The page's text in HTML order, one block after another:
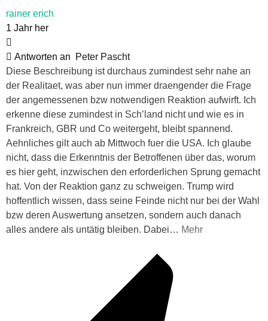
rainer erich
1 Jahr her
Antworten an
Peter Pascht
Diese Beschreibung ist durchaus zumindest sehr nahe an
der Realitaet, was aber nun immer draengender die Frage
der angemessenen bzw notwendigen Reaktion aufwirft. Ich
erkenne diese zumindest in Sch’land nicht und wie es in
Frankreich, GBR und Co weitergeht, bleibt spannend.
Aehnliches gilt auch ab Mittwoch fuer die USA. Ich glaube
nicht, dass die Erkenntnis der Betroffenen über das, worum
es hier geht, inzwischen den erforderlichen Sprung gemacht
hat. Von der Reaktion ganz zu schweigen. Trump wird
hoffentlich wissen, dass seine Feinde nicht nur bei der Wahl
bzw deren Auswertung ansetzen, sondern auch danach
alles andere als untätig bleiben. Dabei… Mehr